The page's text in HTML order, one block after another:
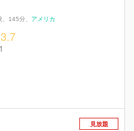
145分
アメリカ
3.7
見放題